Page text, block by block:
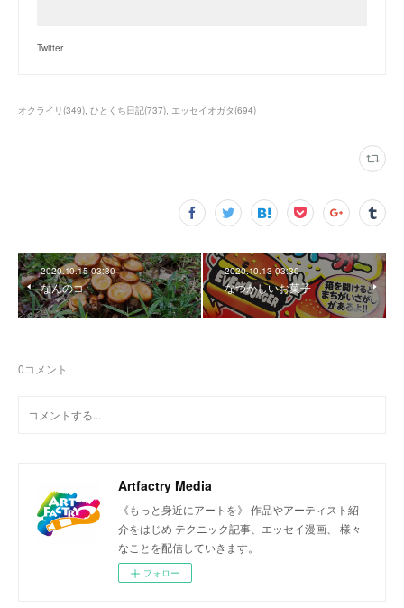
Twitter
オクライリ(349) ひとくち日記(737) エッセイオガタ(694)
2020.10.15 03:30
なんのコ
2020.10.13 03:30
なつかしいお菓子
0コメント
Artfactry Media
《もっと身近にアートを》 作品やアーティスト紹
介をはじめ テクニック記事、エッセイ漫画、 様々
なことを配信していきます。
フォロー